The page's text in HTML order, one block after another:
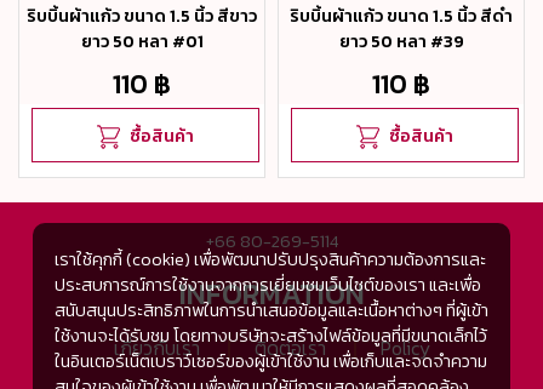
ริบบิ้นผ้าแก้ว ขนาด 1.5 นิ้ว สีขาว
ยาว 50 หลา #01
110 ฿
ซื้อสินค้า
ริบบิ้นผ้าแก้ว ขนาด 1.5 นิ้ว สีดำ
ยาว 50 หลา #39
110 ฿
ซื้อสินค้า
+66 80-269-5114
INFORMATION
เกี่ยวกับเรา ติดต่อเรา Policy
เราใช้คุกกี้ (cookie) เพื่อพัฒนาปรับปรุงสินค้าความต้องการและ
ประสบการณ์การใช้งานจากการเยี่ยมชมเว็บไซต์ของเรา และเพื่อ
สนับสนุนประสิทธิภาพในการนำเสนอข้อมูลและเนื้อหาต่างๆ ที่ผู้เข้า
ใช้งานจะได้รับชม โดยทางบริษัทจะสร้างไฟล์ข้อมูลที่มีขนาดเล็กไว้
ในอินเตอร์เน็ตเบราว์เซอร์ของผู้เข้าใช้งาน เพื่อเก็บและจดจำความ